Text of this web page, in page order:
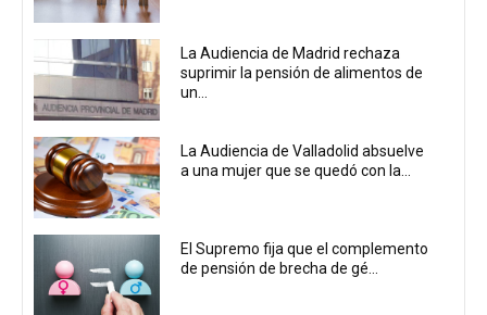
La Audiencia de Madrid rechaza
suprimir la pensión de alimentos de
un...
La Audiencia de Valladolid absuelve
a una mujer que se quedó con la...
El Supremo fija que el complemento
de pensión de brecha de gé...